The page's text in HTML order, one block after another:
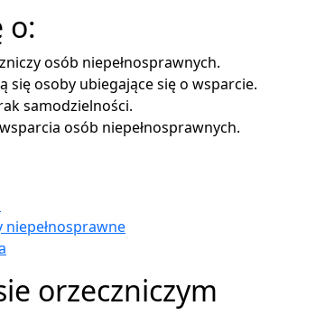
o:
osób niepełnosprawnych.
się osoby ubiegające się o wsparcie.
samodzielności.
osób niepełnosprawnych.
orzeczniczym